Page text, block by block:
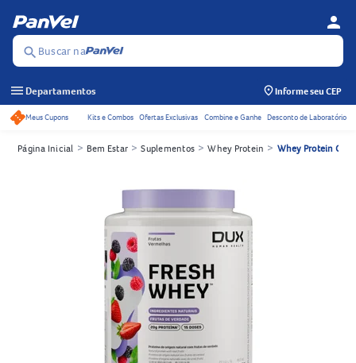
search Buscar na
person
menu Departamentos Informe seu CEP
Acessos rápidos do cabeçalho
Meus Cupons Kits e Combos Ofertas Exclusivas Combine e Ganhe Desconto de Laboratório
Página Inicial > Bem Estar > Suplementos > Whey Protein > Whey Protein